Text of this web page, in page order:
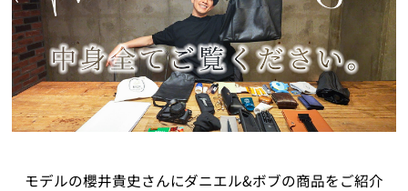
モデルの櫻井貴史さんにダニエル&ボブの商品をご紹介